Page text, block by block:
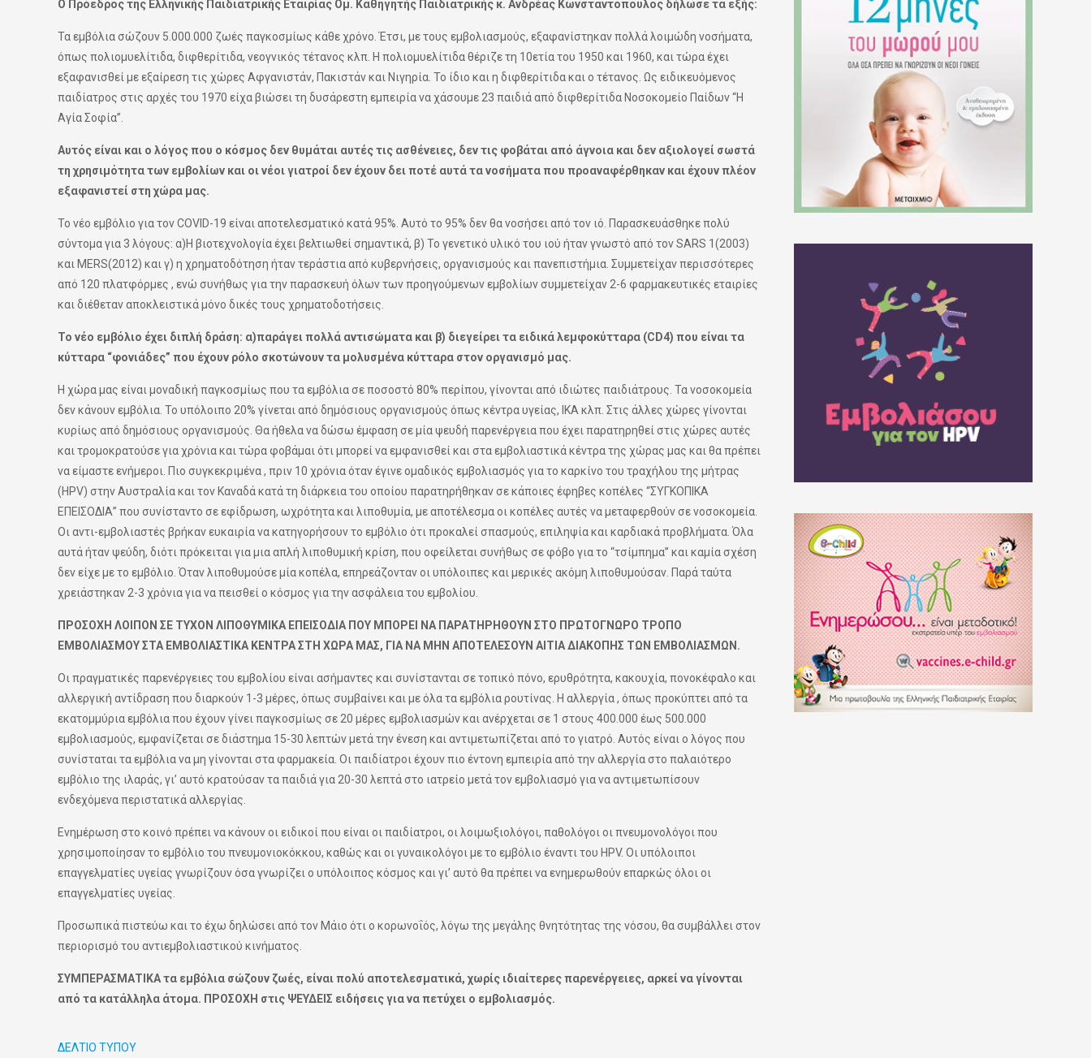
Ο Πρόεδρος της Ελληνικής Παιδιατρικής Εταιρίας Ομ. Καθηγητής Παιδιατρικής κ. Ανδρέας Κωνσταντόπουλος δήλωσε τα εξής:
Τα εμβόλια σώζουν 5.000.000 ζωές παγκοσμίως κάθε χρόνο. Έτσι, με τους εμβολιασμούς, εξαφανίστηκαν πολλά λοιμώδη νοσήματα,
όπως πολιομυελίτιδα, διφθερίτιδα, νεογνικός τέτανος κλπ. Η πολιομυελίτιδα θέριζε τη 10ετία του 1950 και 1960, και τώρα έχει
εξαφανισθεί με εξαίρεση τις χώρες Αφγανιστάν, Πακιστάν και Νιγηρία. Το ίδιο και η διφθερίτιδα και ο τέτανος. Ως ειδικευόμενος
παιδίατρος στις αρχές του 1970 είχα βιώσει τη δυσάρεστη εμπειρία να χάσουμε 23 παιδιά από διφθερίτιδα Νοσοκομείο Παίδων “Η
Αγία Σοφία”.
Αυτός είναι και ο λόγος που ο κόσμος δεν θυμάται αυτές τις ασθένειες, δεν τις φοβάται από άγνοια και δεν αξιολογεί σωστά
τη χρησιμότητα των εμβολίων και οι νέοι γιατροί δεν έχουν δει ποτέ αυτά τα νοσήματα που προαναφέρθηκαν και έχουν πλέον
εξαφανιστεί στη χώρα μας.
Το νέο εμβόλιο για τον COVID-19 είναι αποτελεσματικό κατά 95%. Αυτό το 95% δεν θα νοσήσει από τον ιό. Παρασκευάσθηκε πολύ
σύντομα για 3 λόγους: α)Η βιοτεχνολογία έχει βελτιωθεί σημαντικά, β) Το γενετικό υλικό του ιού ήταν γνωστό από τον SARS 1(2003)
και MERS(2012) και γ) η χρηματοδότηση ήταν τεράστια από κυβερνήσεις, οργανισμούς και πανεπιστήμια. Συμμετείχαν περισσότερες
από 120 πλατφόρμες , ενώ συνήθως για την παρασκευή όλων των προηγούμενων εμβολίων συμμετείχαν 2-6 φαρμακευτικές εταιρίες
και διέθεταν αποκλειστικά μόνο δικές τους χρηματοδοτήσεις.
Το νέο εμβόλιο έχει διπλή δράση: α)παράγει πολλά αντισώματα και β) διεγείρει τα ειδικά λεμφοκύτταρα (CD4) που είναι τα
κύτταρα “φονιάδες” που έχουν ρόλο σκοτώνουν τα μολυσμένα κύτταρα στον οργανισμό μας.
Η χώρα μας είναι μοναδική παγκοσμίως που τα εμβόλια σε ποσοστό 80% περίπου, γίνονται από ιδιώτες παιδιάτρους. Τα νοσοκομεία
δεν κάνουν εμβόλια. Το υπόλοιπο 20% γίνεται από δημόσιους οργανισμούς όπως κέντρα υγείας, ΙΚΑ κλπ. Στις άλλες χώρες γίνονται
κυρίως από δημόσιους οργανισμούς. Θα ήθελα να δώσω έμφαση σε μία ψευδή παρενέργεια που έχει παρατηρηθεί στις χώρες αυτές
και τρομοκρατούσε για χρόνια και τώρα φοβάμαι ότι μπορεί να εμφανισθεί και στα εμβολιαστικά κέντρα της χώρας μας και θα πρέπει
να είμαστε ενήμεροι. Πιο συγκεκριμένα , πριν 10 χρόνια όταν έγινε ομαδικός εμβολιασμός για το καρκίνο του τραχήλου της μήτρας
(ΗPV) στην Αυστραλία και τον Καναδά κατά τη διάρκεια του οποίου παρατηρήθηκαν σε κάποιες έφηβες κοπέλες “ΣΥΓΚΟΠΙΚΑ
ΕΠΕΙΣΟΔΙΑ” που συνίσταντο σε εφίδρωση, ωχρότητα και λιποθυμία, με αποτέλεσμα οι κοπέλες αυτές να μεταφερθούν σε νοσοκομεία.
Οι αντι-εμβολιαστές βρήκαν ευκαιρία να κατηγορήσουν το εμβόλιο ότι προκαλεί σπασμούς, επιληψία και καρδιακά προβλήματα. Όλα
αυτά ήταν ψεύδη, διότι πρόκειται για μια απλή λιποθυμική κρίση, που οφείλεται συνήθως σε φόβο για το “τσίμπημα” και καμία σχέση
δεν είχε με το εμβόλιο. Όταν λιποθυμούσε μία κοπέλα, επηρεάζονταν οι υπόλοιπες και μερικές ακόμη λιποθυμούσαν. Παρά ταύτα
χρειάστηκαν 2-3 χρόνια για να πεισθεί ο κόσμος για την ασφάλεια του εμβολίου.
ΠΡΟΣΟΧΗ ΛΟΙΠΟΝ ΣΕ ΤΥΧΟΝ ΛΙΠΟΘΥΜΙΚΑ ΕΠΕΙΣΟΔΙΑ ΠΟΥ ΜΠΟΡΕΙ ΝΑ ΠΑΡΑΤΗΡΗΘΟΥΝ ΣΤΟ ΠΡΩΤΟΓΝΩΡΟ ΤΡΟΠΟ
ΕΜΒΟΛΙΑΣΜΟΥ ΣΤΑ ΕΜΒΟΛΙΑΣΤΙΚΑ ΚΕΝΤΡΑ ΣΤΗ ΧΩΡΑ ΜΑΣ, ΓΙΑ ΝΑ ΜΗΝ ΑΠΟΤΕΛΕΣΟΥΝ ΑΙΤΙΑ ΔΙΑΚΟΠΗΣ ΤΩΝ ΕΜΒΟΛΙΑΣΜΩΝ.
Οι πραγματικές παρενέργειες του εμβολίου είναι ασήμαντες και συνίστανται σε τοπικό πόνο, ερυθρότητα, κακουχία, πονοκέφαλο και
αλλεργική αντίδραση που διαρκούν 1-3 μέρες, όπως συμβαίνει και με όλα τα εμβόλια ρουτίνας. Η αλλεργία , όπως προκύπτει από τα
εκατομμύρια εμβόλια που έχουν γίνει παγκοσμίως σε 20 μέρες εμβολιασμών και ανέρχεται σε 1 στους 400.000 έως 500.000
εμβολιασμούς, εμφανίζεται σε διάστημα 15-30 λεπτών μετά την ένεση και αντιμετωπίζεται από το γιατρό. Αυτός είναι ο λόγος που
συνίσταται τα εμβόλια να μη γίνονται στα φαρμακεία. Οι παιδίατροι έχουν πιο έντονη εμπειρία από την αλλεργία στο παλαιότερο
εμβόλιο της ιλαράς, γι’ αυτό κρατούσαν τα παιδιά για 20-30 λεπτά στο ιατρείο μετά τον εμβολιασμό για να αντιμετωπίσουν
ενδεχόμενα περιστατικά αλλεργίας.
Ενημέρωση στο κοινό πρέπει να κάνουν οι ειδικοί που είναι οι παιδίατροι, οι λοιμωξιολόγοι, παθολόγοι οι πνευμονολόγοι που
χρησιμοποίησαν το εμβόλιο του πνευμονιοκόκκου, καθώς και οι γυναικολόγοι με το εμβόλιο έναντι του HPV. Οι υπόλοιποι
επαγγελματίες υγείας γνωρίζουν όσα γνωρίζει ο υπόλοιπος κόσμος και γι’ αυτό θα πρέπει να ενημερωθούν επαρκώς όλοι οι
επαγγελματίες υγείας.
Προσωπικά πιστεύω και το έχω δηλώσει από τον Μάιο ότι ο κορωνοΐός, λόγω της μεγάλης θνητότητας της νόσου, θα συμβάλλει στον
περιορισμό του αντιεμβολιαστικού κινήματος.
ΣΥΜΠΕΡΑΣΜΑΤΙΚΑ τα εμβόλια σώζουν ζωές, είναι πολύ αποτελεσματικά, χωρίς ιδιαίτερες παρενέργειες, αρκεί να γίνονται
από τα κατάλληλα άτομα. ΠΡΟΣΟΧΗ στις ΨΕΥΔΕΙΣ ειδήσεις για να πετύχει ο εμβολιασμός.
ΔΕΛΤΙΟ ΤΥΠΟΥ